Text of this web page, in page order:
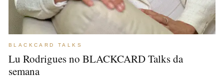
BLACKCARD TALKS
Lu Rodrigues no BLACKCARD Talks da
semana